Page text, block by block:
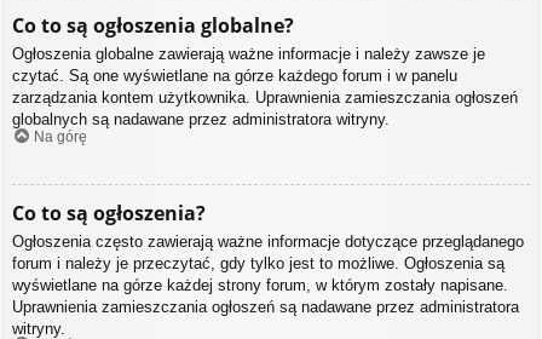
Co to są ogłoszenia globalne?
Ogłoszenia globalne zawierają ważne informacje i należy zawsze je
czytać. Są one wyświetlane na górze każdego forum i w panelu
zarządzania kontem użytkownika. Uprawnienia zamieszczania ogłoszeń
globalnych są nadawane przez administratora witryny.
Na górę
Co to są ogłoszenia?
Ogłoszenia często zawierają ważne informacje dotyczące przeglądanego
forum i należy je przeczytać, gdy tylko jest to możliwe. Ogłoszenia są
wyświetlane na górze każdej strony forum, w którym zostały napisane.
Uprawnienia zamieszczania ogłoszeń są nadawane przez administratora
witryny.